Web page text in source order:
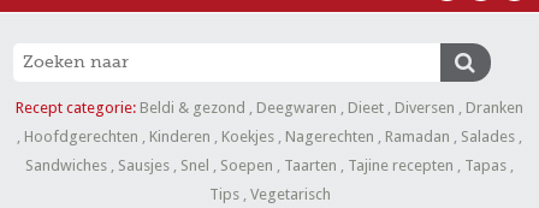
Recept categorie: Beldi & gezond , Deegwaren , Dieet , Diversen , Dranken
, Hoofdgerechten , Kinderen , Koekjes , Nagerechten , Ramadan , Salades ,
Sandwiches , Sausjes , Snel , Soepen , Taarten , Tajine recepten , Tapas ,
Tips, Vegetarisch